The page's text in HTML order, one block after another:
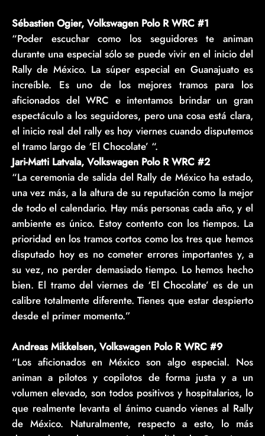
Sébastien Ogier, Volkswagen Polo R WRC #1
“Poder escuchar como los seguidores te animan
durante una especial sólo se puede vivir en el inicio del
Rally de México. La súper especial en Guanajuato es
increíble. Es uno de los mejores tramos para los
aficionados del WRC e intentamos brindar un gran
espectáculo a los seguidores, pero una cosa está clara,
el inicio real del rally es hoy viernes cuando disputemos
el tramo largo de ‘El Chocolate’ “.
Jari-Matti Latvala, Volkswagen Polo R WRC #2
“La ceremonia de salida del Rally de México ha estado,
una vez más, a la altura de su reputación como la mejor
de todo el calendario. Hay más personas cada año, y el
ambiente es único. Estoy contento con los tiempos. La
prioridad en los tramos cortos como los tres que hemos
disputado hoy es no cometer errores importantes y, a
su vez, no perder demasiado tiempo. Lo hemos hecho
bien. El tramo del viernes de ‘El Chocolate’ es de un
calibre totalmente diferente. Tienes que estar despierto
desde el primer momento.”
Andreas Mikkelsen, Volkswagen Polo R WRC #9
“Los aficionados en México son algo especial. Nos
animan a pilotos y copilotos de forma justa y a un
volumen elevado, son todos positivos y hospitalarios, lo
que realmente levanta el ánimo cuando vienes al Rally
de México. Naturalmente, respecto a esto, lo más